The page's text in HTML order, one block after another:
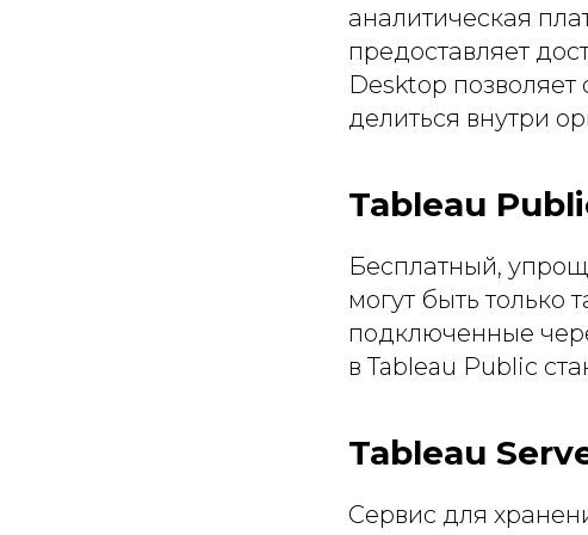
аналитическая
предоставляет
Desktop
делиться внутри
Tableau
Бесплатный,
могут быть только
подключенные
в Tableau Public
Tableau
Сервис для